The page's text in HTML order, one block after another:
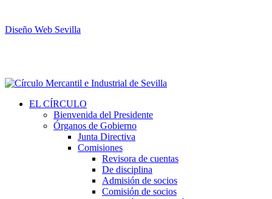
Diseño Web Sevilla
EL CÍRCULO
Bienvenida del Presidente
Órganos de Gobierno
Junta Directiva
Comisiones
Revisora de cuentas
De disciplina
Admisión de socios
Comisión de socios